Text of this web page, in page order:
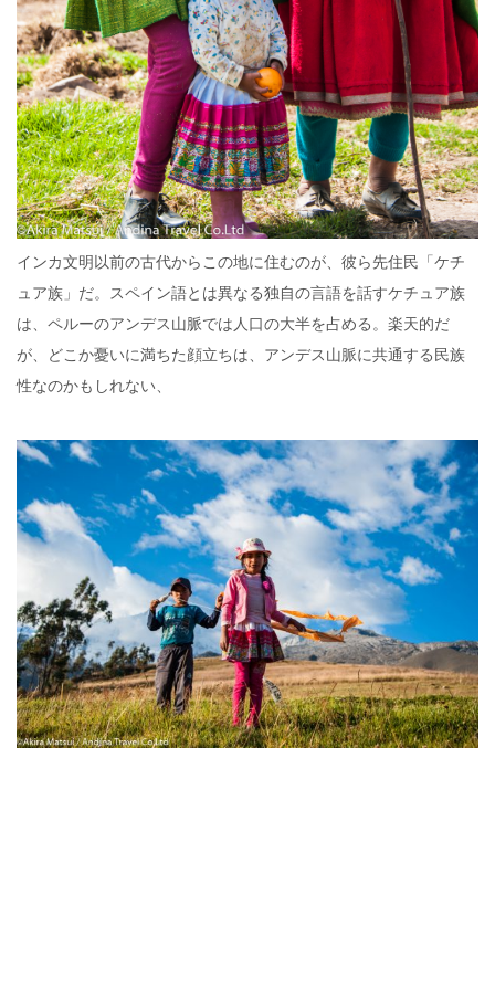
インカ文明以前の古代からこの地に住むのが、彼ら先住民「ケチ
ュア族」だ。スペイン語とは異なる独自の言語を話すケチュア族
は、ペルーのアンデス山脈では人口の大半を占める。楽天的だ
が、どこか憂いに満ちた顔立ちは、アンデス山脈に共通する民族
性なのかもしれない、